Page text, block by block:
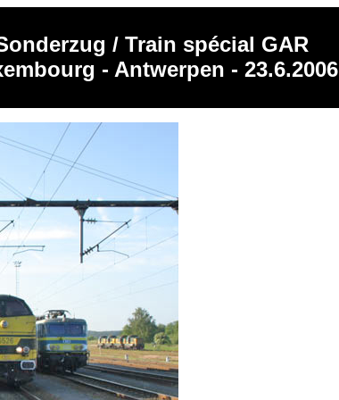
/ Train spécial GAR
- Antwerpen - 23.6.2006